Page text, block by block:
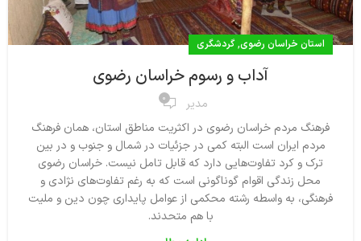
استان خراسان رضوی,گردشگری
آداب و رسوم خراسان رضوی
مدیر 0
فرهنگ مردم خراسان رضوی در اکثریت مناطق استان، همان فرهنگ
مردم ایران است البته کمی در جزئیات در شمال و جنوب و در بین
ترک و کرد تفاوت‌هایی دارد که قابل تامل نیست. خراسان رضوی
محل زندگی اقوام گوناگونی است كه به رغم تفاوت‌های نژادی و
فرهنگی، به واسطه رشته محكمی از عوامل پایداری چون دین و ملیت
با هم متحدند.